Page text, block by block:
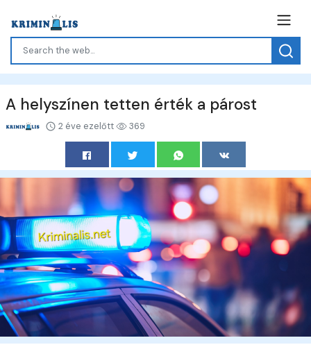
A helyszínen tetten érték a párost
2 éve ezelőtt 369